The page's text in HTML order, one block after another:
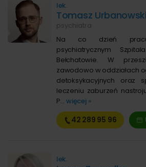
lek.
Tomasz Urbanowski
psychiatra
Na co dzień
psychiatrycznym
Bełchatowie. W
zawodowo w oddziałach
detoksykacyjnych oraz
leczeniu zaburzeń
P... więcej »
42 289 95 96
lek.